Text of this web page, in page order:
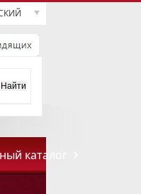
каталог